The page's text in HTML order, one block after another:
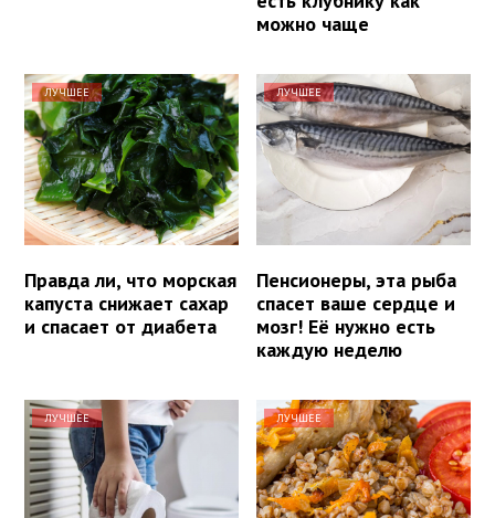
можно чаще
ЛУЧШЕЕ
Правда ли, что морская
капуста снижает сахар
и спасает от диабета
ЛУЧШЕЕ
Пенсионеры, эта рыба
спасет ваше сердце и
мозг! Её нужно есть
каждую неделю
ЛУЧШЕЕ ЛУЧШЕЕ